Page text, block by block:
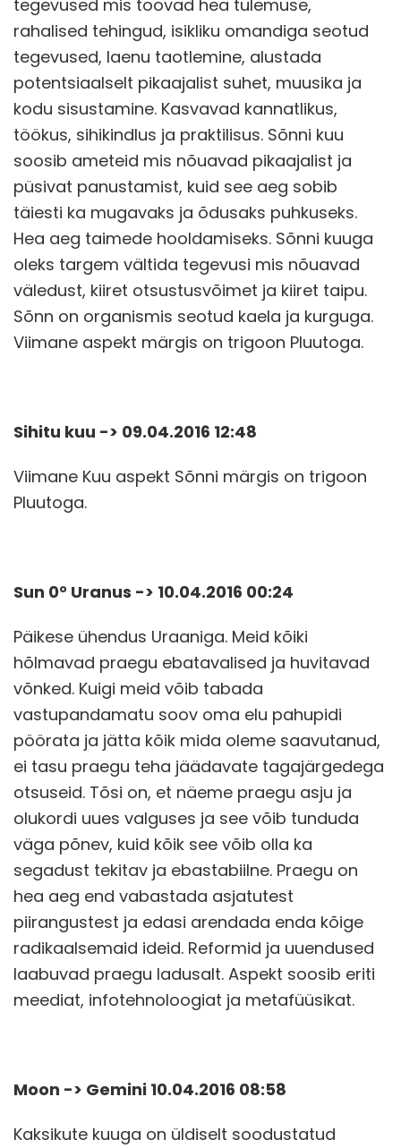
tegevused mis toovad hea tulemuse,
rahalised tehingud, isikliku omandiga seotud
tegevused, laenu taotlemine, alustada
potentsiaalselt pikaajalist suhet, muusika ja
kodu sisustamine. Kasvavad kannatlikus,
töökus, sihikindlus ja praktilisus. Sõnni kuu
soosib ameteid mis nõuavad pikaajalist ja
püsivat panustamist, kuid see aeg sobib
täiesti ka mugavaks ja õdusaks puhkuseks.
Hea aeg taimede hooldamiseks. Sõnni kuuga
oleks targem vältida tegevusi mis nõuavad
väledust, kiiret otsustusvõimet ja kiiret taipu.
Sõnn on organismis seotud kaela ja kurguga.
Viimane aspekt märgis on trigoon Pluutoga.
Sihitu kuu -> 09.04.2016 12:48
Viimane Kuu aspekt Sõnni märgis on trigoon
Pluutoga.
Sun 0° Uranus -> 10.04.2016 00:24
Päikese ühendus Uraaniga. Meid kõiki
hõlmavad praegu ebatavalised ja huvitavad
võnked. Kuigi meid võib tabada
vastupandamatu soov oma elu pahupidi
pöörata ja jätta kõik mida oleme saavutanud,
ei tasu praegu teha jäädavate tagajärgedega
otsuseid. Tõsi on, et näeme praegu asju ja
olukordi uues valguses ja see võib tunduda
väga põnev, kuid kõik see võib olla ka
segadust tekitav ja ebastabiilne. Praegu on
hea aeg end vabastada asjatutest
piirangustest ja edasi arendada enda kõige
radikaalsemaid ideid. Reformid ja uuendused
laabuvad praegu ladusalt. Aspekt soosib eriti
meediat, infotehnoloogiat ja metafüüsikat.
Moon -> Gemini 10.04.2016 08:58
Kaksikute kuuga on üldiselt soodustatud